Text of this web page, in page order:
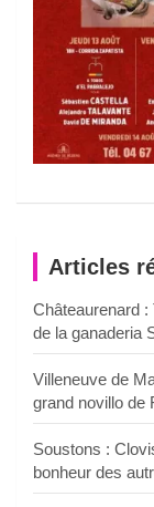
Articles
Châteaurenard :
de la ganaderia
Villeneuve de
grand novillo de
Soustons :
bonheur des